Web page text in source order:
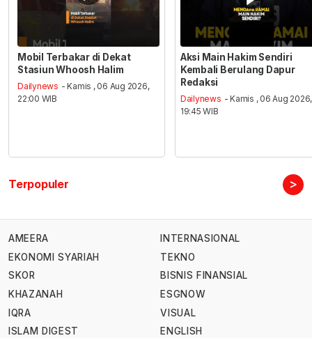
Mobil Terbakar di Dekat
Stasiun Whoosh Halim
Dailynews - Kamis , 06 Aug 2026,
22:00 WIB
Aksi Main Hakim Sendiri
Kembali Berulang Dapur
Redaksi
Dailynews - Kamis , 06 Aug 2026,
19:45 WIB
Terpopuler >
AMEERA
EKONOMI SYARIAH
SKOR
KHAZANAH
IQRA
ISLAM DIGEST
INTERNASIONAL
TEKNO
BISNIS FINANSIAL
ESGNOW
VISUAL
ENGLISH